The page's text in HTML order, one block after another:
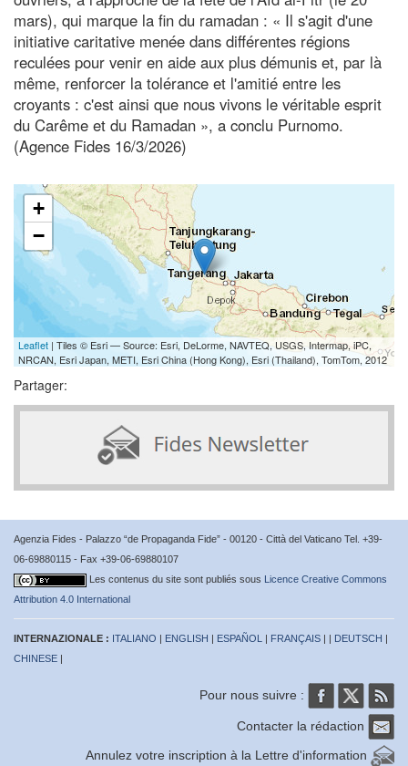
mars), qui marque la fin du ramadan : « Il s'agit d'une
initiative caritative menée dans différentes régions
reculées pour venir en aide aux plus démunis et, par là
même, renforcer la tolérance et l'amitié entre les
croyants : c'est ainsi que nous vivons le véritable esprit
du Carême et du Ramadan », a conclu Purnomo.
(Agence Fides 16/3/2026)
+
−
Leaflet | Tiles © Esri — Source: Esri, DeLorme, NAVTEQ, USGS, Intermap, iPC,
NRCAN, Esri Japan, METI, Esri China (Hong Kong), Esri (Thailand), TomTom, 2012
Partager:
Agenzia Fides - Palazzo “de Propaganda Fide” - 00120 - Città del Vaticano Tel. +39-
06-69880115 - Fax +39-06-69880107
Les contenus du site sont publiés sous Licence Creative Commons
Attribution 4.0 International
INTERNAZIONALE : ITALIANO | ENGLISH | ESPAÑOL | FRANÇAIS | | DEUTSCH |
CHINESE |
Pour nous suivre :
Contacter la rédaction
Annulez votre inscription à la Lettre d'information